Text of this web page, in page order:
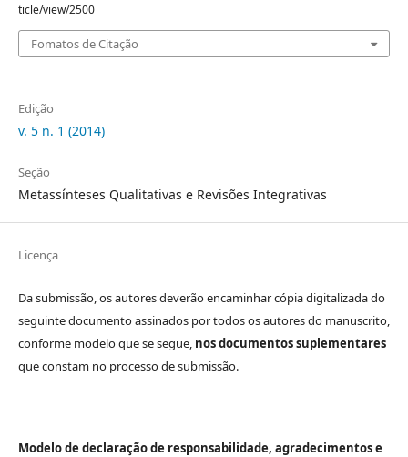
ticle/view/2500
Fomatos de Citação
Edição
v. 5 n. 1 (2014)
Seção
Metassínteses Qualitativas e Revisões Integrativas
Licença
Da submissão, os autores deverão encaminhar cópia digitalizada do
seguinte documento assinados por todos os autores do manuscrito,
conforme modelo que se segue, nos documentos suplementares
que constam no processo de submissão.
Modelo de declaração de responsabilidade, agradecimentos e